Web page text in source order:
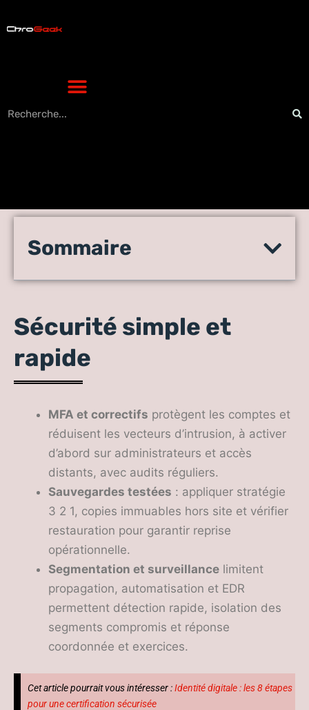
Sécurité informatique : les
pour protéger la PME
Sommaire
Sécurité simple et
rapide
MFA et correctifs protègent les comptes et
réduisent les vecteurs d’intrusion, à activer
d’abord sur administrateurs et accès
distants, avec audits réguliers.
Sauvegardes testées : appliquer stratégie
3 2 1, copies immuables hors site et vérifier
restauration pour garantir reprise
opérationnelle.
Segmentation et surveillance limitent
propagation, automatisation et EDR
permettent détection rapide, isolation des
segments compromis et réponse
coordonnée et exercices.
Cet article pourrait vous intéresser :Identité digitale : les 8 étapes
pour une certification sécurisée